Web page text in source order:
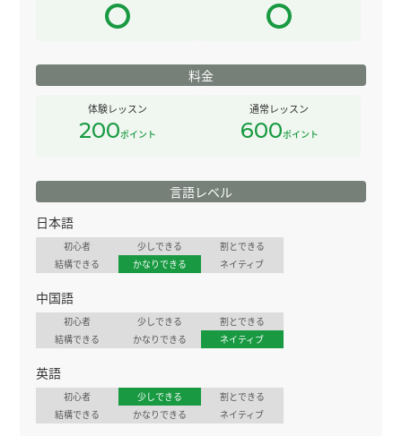
料金
体験レッスン
200ポイント
通常レッスン
600ポイント
言語レベル
日本語
初心者 少しできる
割とできる
結構できる
かなりできる ネイティブ
中国語
初心者 少しできる
割とできる
結構できる
かなりできる ネイティブ
英語
初心者 少しできる
割とできる
結構できる
かなりできる ネイティブ